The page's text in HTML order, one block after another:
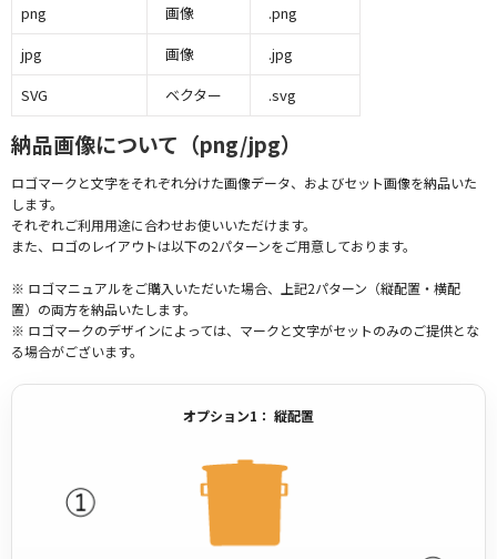
png
画像
.png
jpg
画像
.jpg
SVG
ベクター .svg
納品画像について（png/jpg）
ロゴマークと文字をそれぞれ分けた画像データ、およびセット画像を納品いた
します。
それぞれご利用用途に合わせお使いいただけます。
また、ロゴのレイアウトは以下の2パターンをご用意しております。
※ ロゴマニュアルをご購入いただいた場合、上記2パターン（縦配置・横配
置）の両方を納品いたします。
※ ロゴマークのデザインによっては、マークと文字がセットのみのご提供とな
る場合がございます。
オプション1： 縦配置